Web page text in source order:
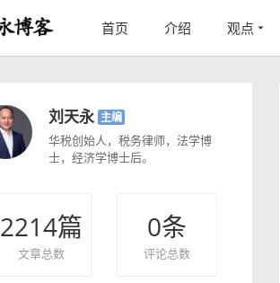
首页 介绍 观点
刘天永 主编
华税创始人，税务律师，法学博
士，经济学博士后。
2214篇
文章总数
0条
评论总数